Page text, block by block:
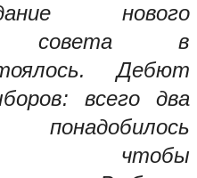
нового
совета в
Дебют
всего два
чтобы